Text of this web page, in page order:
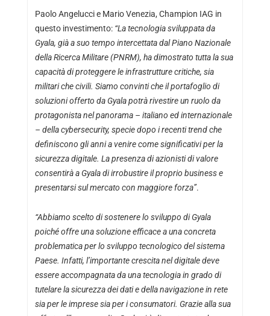
Paolo Angelucci e Mario Venezia, Champion IAG in
questo investimento: “La tecnologia sviluppata da
Gyala, già a suo tempo intercettata dal Piano Nazionale
della Ricerca Militare (PNRM), ha dimostrato tutta la sua
capacità di proteggere le infrastrutture critiche, sia
militari che civili. Siamo convinti che il portafoglio di
soluzioni offerto da Gyala potrà rivestire un ruolo da
protagonista nel panorama – italiano ed internazionale
– della cybersecurity, specie dopo i recenti trend che
definiscono gli anni a venire come significativi per la
sicurezza digitale. La presenza di azionisti di valore
consentirà a Gyala di irrobustire il proprio business e
presentarsi sul mercato con maggiore forza”.
“Abbiamo scelto di sostenere lo sviluppo di Gyala
poiché offre una soluzione efficace a una concreta
problematica per lo sviluppo tecnologico del sistema
Paese. Infatti, l’importante crescita nel digitale deve
essere accompagnata da una tecnologia in grado di
tutelare la sicurezza dei dati e della navigazione in rete
sia per le imprese sia per i consumatori. Grazie alla sua